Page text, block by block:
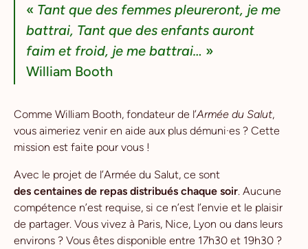
« Tant que des femmes pleureront, je me
battrai, Tant que des enfants auront
faim et froid, je me battrai… »
William Booth
Comme William Booth, fondateur de l’Armée du Salut,
vous aimeriez venir en aide aux plus démuni·es ? Cette
mission est faite pour vous !
Avec le projet de l’Armée du Salut, ce sont
des centaines de repas distribués chaque soir. Aucune
compétence n’est requise, si ce n’est l’envie et le plaisir
de partager. Vous vivez à Paris, Nice, Lyon ou dans leurs
environs ? Vous êtes disponible entre 17h30 et 19h30 ?